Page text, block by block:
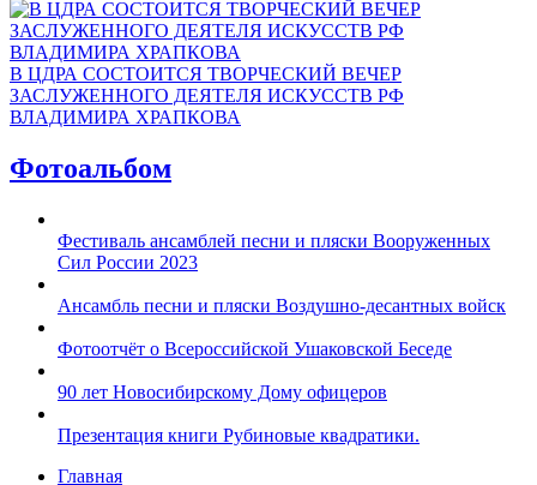
В ЦДРА СОСТОИТСЯ ТВОРЧЕСКИЙ ВЕЧЕР
ЗАСЛУЖЕННОГО ДЕЯТЕЛЯ ИСКУССТВ РФ
ВЛАДИМИРА ХРАПКОВА
Фотоальбом
Фестиваль ансамблей песни и пляски Вооруженных
Сил России 2023
Ансамбль песни и пляски Воздушно-десантных войск
Фотоотчёт о Всероссийской Ушаковской Беседе
90 лет Новосибирскому Дому офицеров
Презентация книги Рубиновые квадратики.
Главная